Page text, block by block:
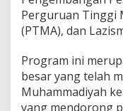
Perguruan Tinggi
(PTMA), dan
Program ini
besar yang telah
Muhammadiyah
yang mendorong